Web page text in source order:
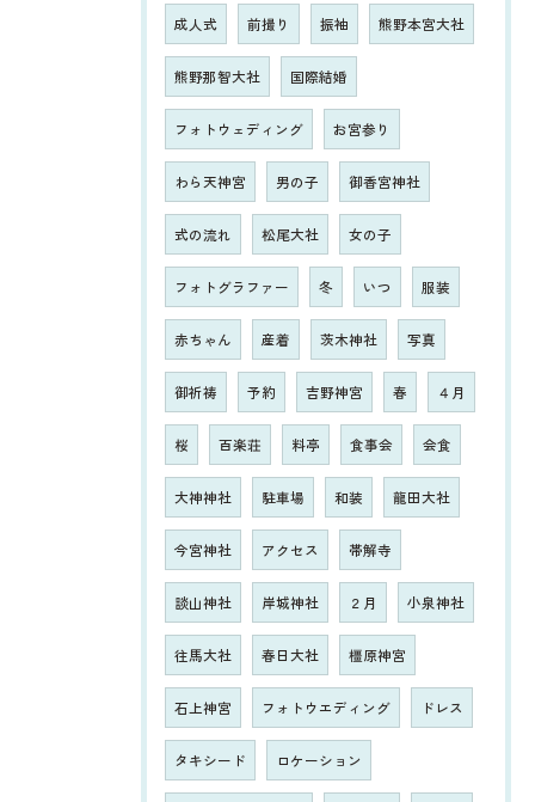
成人式 前撮り 振袖 熊野本宮大社
熊野那智大社 国際結婚
フォトウェディング お宮参り
わら天神宮 男の子 御香宮神社
式の流れ 松尾大社 女の子
フォトグラファー 冬 いつ 服装
赤ちゃん 産着 茨木神社 写真
御祈祷 予約 吉野神宮 春 ４月
桜 百楽荘 料亭 食事会 会食
大神神社 駐車場 和装 龍田大社
今宮神社 アクセス 帯解寺
談山神社 岸城神社 ２月 小泉神社
往馬大社 春日大社 橿原神宮
石上神宮 フォトウエディング ドレス
タキシード ロケーション